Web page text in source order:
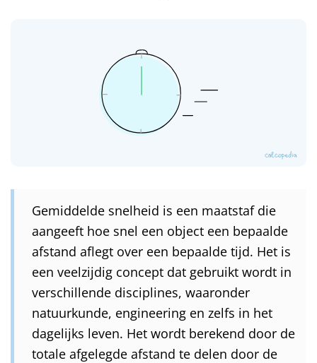
Gemiddelde snelheid is een maatstaf die
aangeeft hoe snel een object een bepaalde
afstand aflegt over een bepaalde tijd. Het is
een veelzijdig concept dat gebruikt wordt in
verschillende disciplines, waaronder
natuurkunde, engineering en zelfs in het
dagelijks leven. Het wordt berekend door de
totale afgelegde afstand te delen door de